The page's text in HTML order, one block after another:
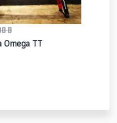
B
Omega TT